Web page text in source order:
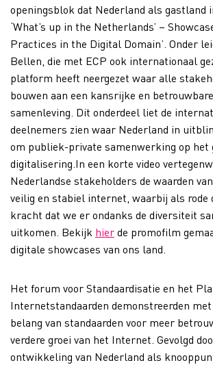
openingsblok dat Nederland als gastland
‘What’s up in the Netherlands’ –
Practices in the Digital Domain’. Onder
Bellen, die met ECP ook internationaal
platform heeft neergezet waar alle
bouwen aan een kansrijke en
samenleving. Dit onderdeel liet de
deelnemers zien waar Nederland in
om publiek-private samenwerking op het
digitalisering.In een korte video
Nederlandse stakeholders de waarden
veilig en stabiel internet, waarbij als rode
kracht dat we er ondanks de diversiteit
uitkomen. Bekijk hierde promofilm
digitale showcases van ons land.
Het forum voor Standaardisatie en het
Internetstandaarden demonstreerden
belang van standaarden voor meer
verdere groei van het Internet. Gevolgd
ontwikkeling van Nederland als